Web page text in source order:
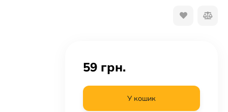
59 грн.
У кошик